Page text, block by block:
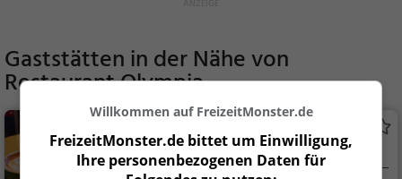
Gaststätten in der Nähe von
Restaurant Olympia
Café in Wangen im Allgäu
Willkommen auf FreizeitMonster.de
FreizeitMonster.de bittet um Einwilligung,
Ihre personenbezogenen Daten für